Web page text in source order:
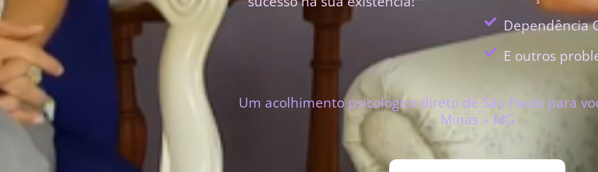
Dependência
E outros
Um acolhimento psicológico direto de São Paulo para
Minas – MG